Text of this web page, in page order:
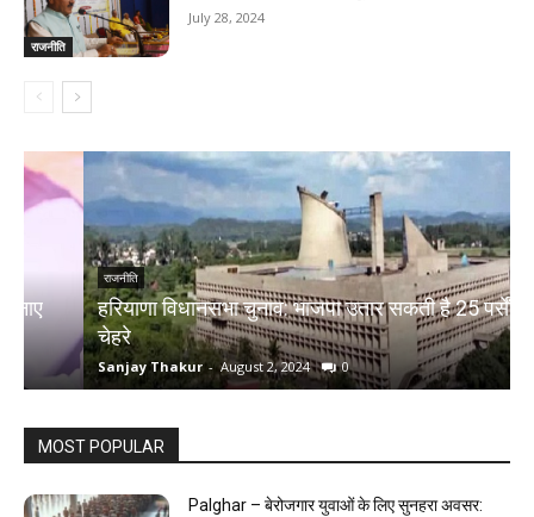
राजनीति
July 28, 2024
हरियाणा विधानसभा चुनाव: भाजपा उतार सकती है 25 पर्सेंट नए
चेहरे
Sanjay Thakur - August 2, 2024 0
MOST POPULAR
Palghar – बेरोजगार युवाओं के लिए सुनहरा अवसर: